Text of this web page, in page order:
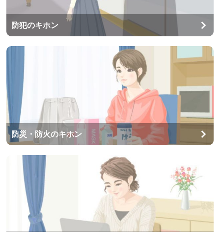
防犯のキホン
防災・防火のキホン